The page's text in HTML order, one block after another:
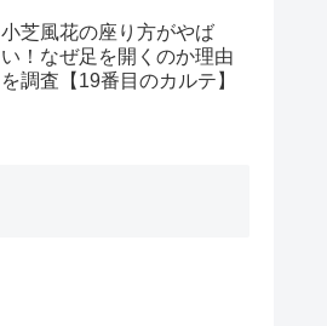
小芝風花の座り方がやば
い！なぜ足を開くのか理由
を調査【19番目のカルテ】